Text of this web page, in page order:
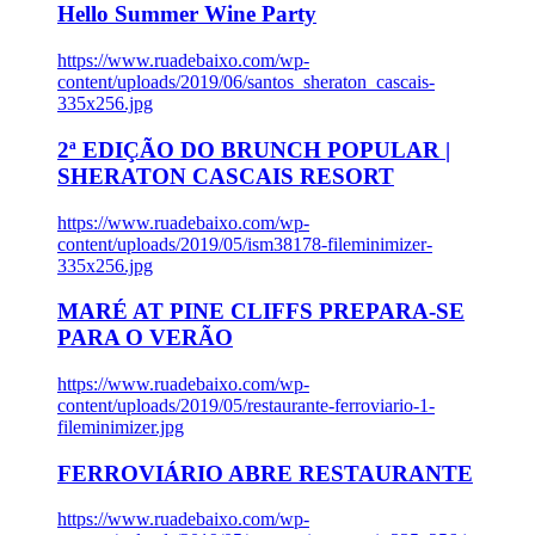
Hello Summer Wine Party
https://www.ruadebaixo.com/wp-
content/uploads/2019/06/santos_sheraton_cascais-
335x256.jpg
2ª EDIÇÃO DO BRUNCH POPULAR |
SHERATON CASCAIS RESORT
https://www.ruadebaixo.com/wp-
content/uploads/2019/05/ism38178-fileminimizer-
335x256.jpg
MARÉ AT PINE CLIFFS PREPARA-SE
PARA O VERÃO
https://www.ruadebaixo.com/wp-
content/uploads/2019/05/restaurante-ferroviario-1-
fileminimizer.jpg
FERROVIÁRIO ABRE RESTAURANTE
https://www.ruadebaixo.com/wp-